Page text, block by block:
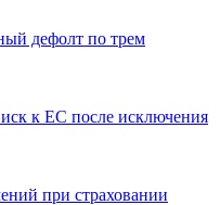
дефолт по трем
иск к ЕС после исключения
при страховании